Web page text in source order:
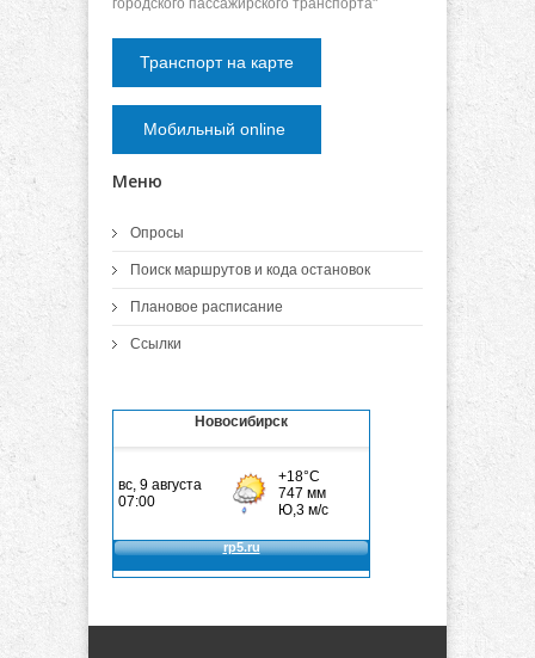
городского пассажирского транспорта"
Транспорт на карте
Мобильный online
Меню
Опросы
Поиск маршрутов и кода остановок
Плановое расписание
Ссылки
Новосибирск